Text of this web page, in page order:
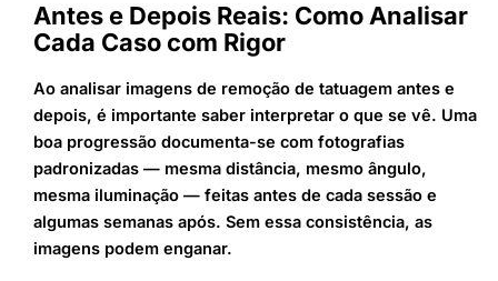
Antes e Depois Reais: Como Analisar
Cada Caso com Rigor
Ao analisar imagens de remoção de tatuagem antes e
depois, é importante saber interpretar o que se vê. Uma
boa progressão documenta-se com fotografias
padronizadas — mesma distância, mesmo ângulo,
mesma iluminação — feitas antes de cada sessão e
algumas semanas após. Sem essa consistência, as
imagens podem enganar.